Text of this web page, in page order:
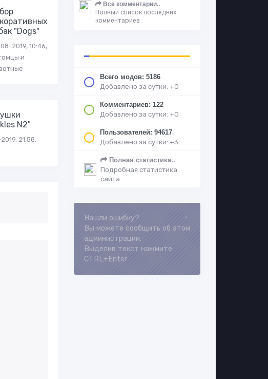
"Dogs"
2019, 10:46,
и
N2"
21:58,
Все комментарии..
Полный список последних
комментариев
Всего модов: 5186
Добавлено за сутки: +0
Комментариев: 122
Добавлено за сутки: +0
Пользователей: 94617
Добавлено за сутки: +3
Полная статистика..
Подробная статистика
сайта
Loading...
Нашли ошибку?
Вы можете сообщить об этом
администрации.
Выделив текст нажмите
CTRL+Enter